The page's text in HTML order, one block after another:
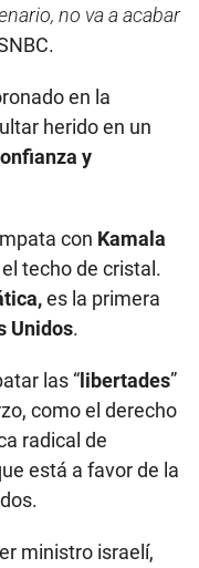
no va a acabar
en la
herido en un
y
con Kamala
techo de cristal.
es la primera
Unidos.
las “libertades”
como el derecho
radical de
está a favor de la
ministro israelí,